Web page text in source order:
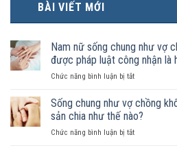
BÀI VIẾT MỚI
Nam nữ sống chung như vợ
được pháp luật công nhận là
Chức năng bình luận bị tắtở
nữ
sống
chung
như
Sống chung như vợ chồng
sản chia như thế nào?
Chức năng bình luận bị tắtở